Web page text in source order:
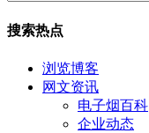
搜索热点
浏览博客
网文资讯
电子烟百科
企业动态